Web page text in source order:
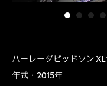
ハーレーダビッドソン
年式・2015年